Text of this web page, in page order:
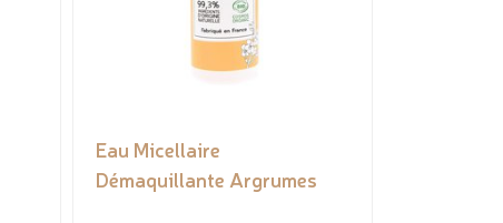
Eau Micellaire
Démaquillante Argrumes